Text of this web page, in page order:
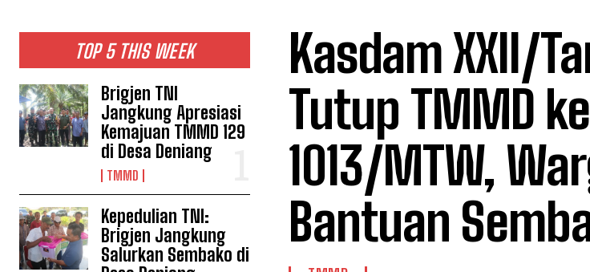
TOP 5 THIS WEEK
Brigjen TNI
Jangkung Apresiasi
Kemajuan TMMD 129
di Desa Deniang
TMMD
Kepedulian TNI:
Brigjen Jangkung
Salurkan Sembako di
Kasdam XXII/
Tutup TMMD
1013/MTW,
Bantuan